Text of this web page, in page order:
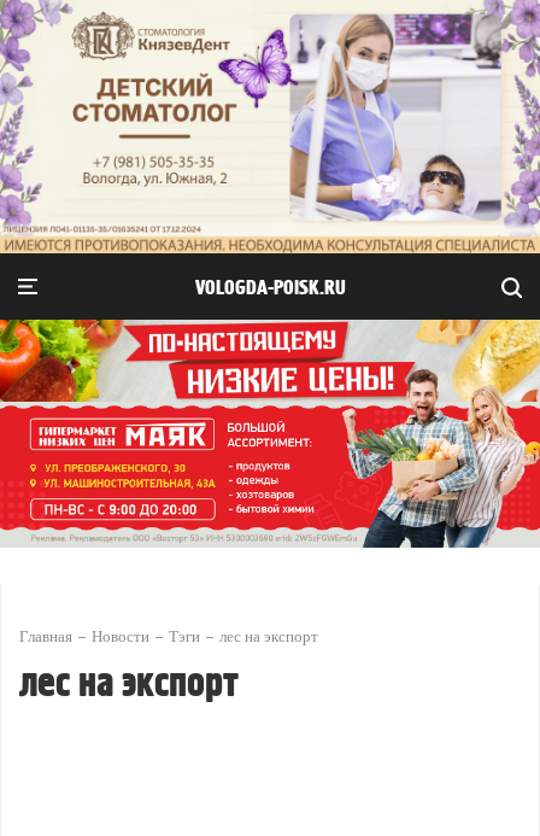
VOLOGDA-POISK.RU
Главная Новости Тэги лес на экспорт
лес на экспорт